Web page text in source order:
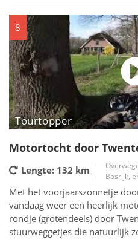
8
Tourtopper
Motortocht door
Lengte: 132 km
Bosrijk,
Met het voorjaarszonnetje
vandaag weer een heerlijk
rondje (grotendeels) door
stuurweggetjes die natuurlijk